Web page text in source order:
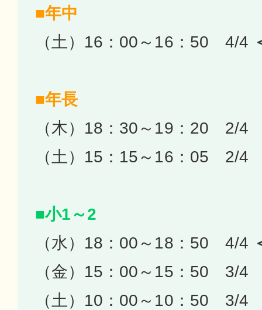
■年中
（土）16：00～16：50 4/4
■年長
（木）18：30～19：20 2/4
（土）15：15～16：05 2/4
■小1～2
（水）18：00～18：50 4/4
（金）15：00～15：50 3/4
（土）10：00～10：50 3/4